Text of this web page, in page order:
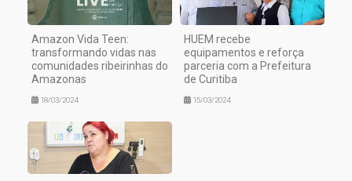
Amazon Vida Teen:
transformando vidas nas
comunidades ribeirinhas do
Amazonas
18/03/2024
HUEM recebe
equipamentos e reforça
parceria com a Prefeitura
de Curitiba
15/03/2024